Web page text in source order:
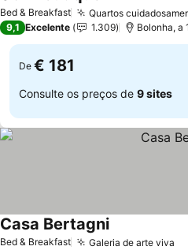
Bed & Breakfast Quartos
9,1 Excelente 1.309 Bolonha, a
De € 181
Consulte os preços de 9 sites
Bed & Breakfast Galeria de arte viva
Casa Bertagni